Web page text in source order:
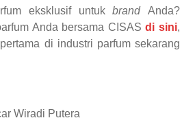
eksklusif untukbrand Anda?
Anda bersama CISASdi sini,
di industri parfum sekarang
Wiradi Putera